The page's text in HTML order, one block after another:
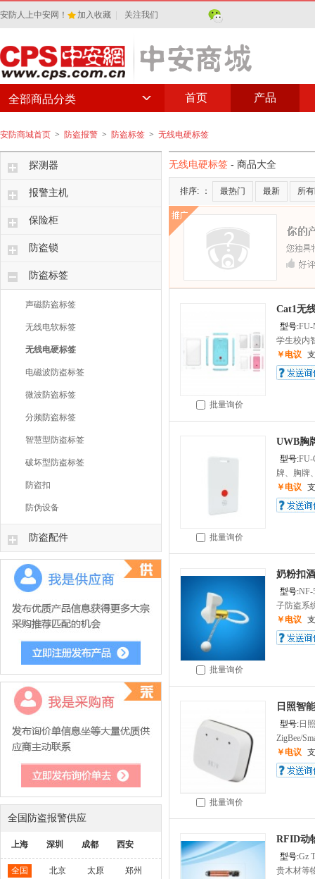
安防人上中安网！ 加入收藏 关注我们
首页 产品
全部商品分类
安防商城首页 > 防盗报警 > 防盗标签 > 无线电硬标签
探测器
报警主机
保险柜
防盗锁
防盗标签
声磁防盗标签
无线电软标签
无线电硬标签
电磁波防盗标签
微波防盗标签
分频防盗标签
智慧型防盗标签
破坏型防盗标签
防盗扣
防伪设备
防盗配件
全国防盗报警供应
上海 深圳 成都 西安
全国 北京 太原
郑州
无线电硬标签 - 商品大全
排序: ： 最热门 最新 所
批量询价
Cat1无
型号:FU-
学生校内
￥电议
批量询价
UWB胸
型号:FU-
牌、胸牌
￥电议
批量询价
奶粉扣
型号:NF-
子防盗系
￥电议
批量询价
日照智
型号:日
ZigBee/
￥电议
RFID动
型号:Gz
贵木材等